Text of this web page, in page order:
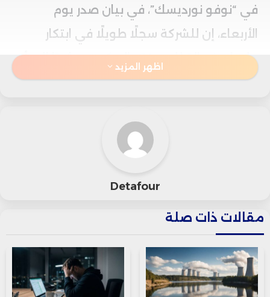
في “نوفو نورديسك”، في بيان صدر يوم
الأربعاء، إن للشركة سجلًا طويلًا في ابتكار
علاجات فعالة للسمنة والسكري، مشيرًا إلى أن
هذه الشراكة تأتي في إطار استراتيجيتها
دولار كدفعات مقدمة لشركة “سيبتيرنا”، التي
تركز على تقنيات متقدمة في نمو الخلايا
إلى إطلاق أربعة برامج تطوير تستهدف
مستقبلات بروتينية محددة، بهدف تقديم
اظهر المزيد
Detafour
مقالات ذات صلة